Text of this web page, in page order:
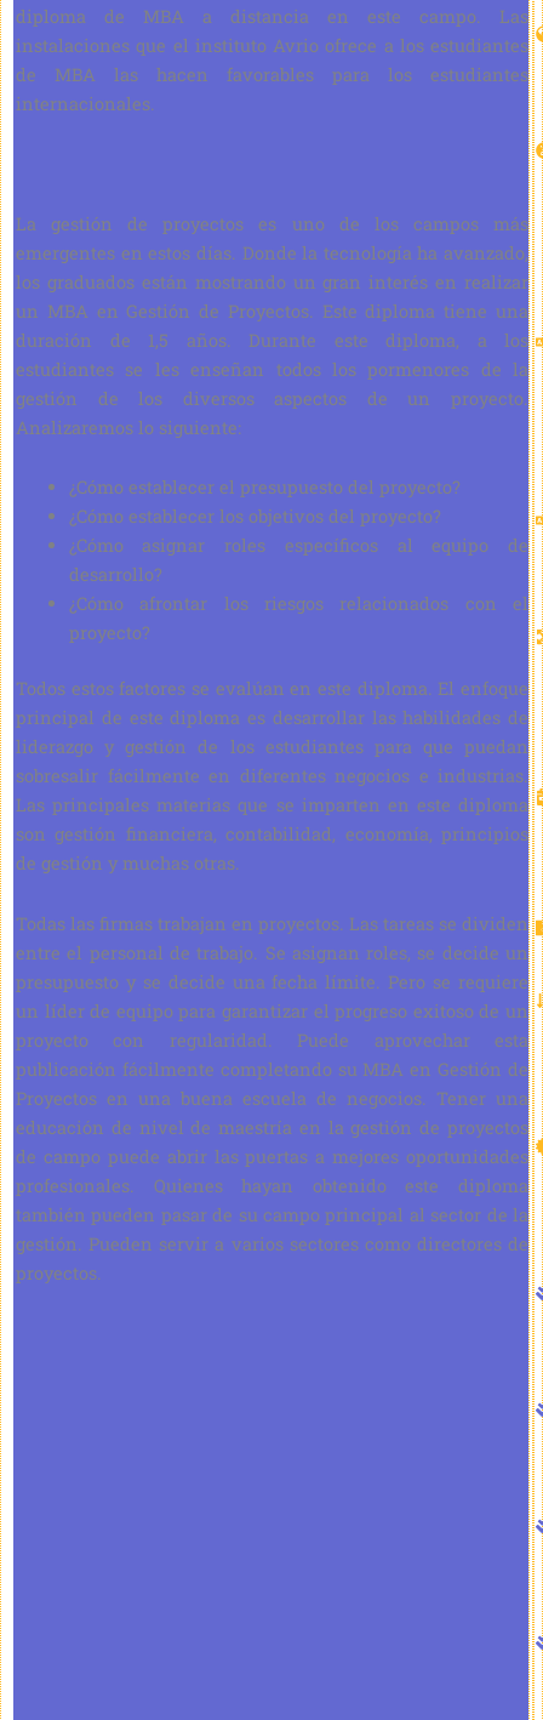
diploma de MBA a distancia en este campo. Las
instalaciones que el instituto Avrio ofrece a los estudiantes
de MBA las hacen favorables para los estudiantes
internacionales.
La gestión de proyectos es uno de los campos más
emergentes en estos días. Donde la tecnología ha avanzado,
los graduados están mostrando un gran interés en realizar
un MBA en Gestión de Proyectos. Este diploma tiene una
duración de 1,5 años. Durante este diploma, a los
estudiantes se les enseñan todos los pormenores de la
gestión de los diversos aspectos de un proyecto.
Analizaremos lo siguiente:
¿Cómo establecer el presupuesto del proyecto?
¿Cómo establecer los objetivos del proyecto?
¿Cómo asignar roles específicos al equipo de
desarrollo?
¿Cómo afrontar los riesgos relacionados con el
proyecto?
Todos estos factores se evalúan en este diploma. El enfoque
principal de este diploma es desarrollar las habilidades de
liderazgo y gestión de los estudiantes para que puedan
sobresalir fácilmente en diferentes negocios e industrias.
Las principales materias que se imparten en este diploma
son gestión financiera, contabilidad, economía, principios
de gestión y muchas otras.
Todas las firmas trabajan en proyectos. Las tareas se dividen
entre el personal de trabajo. Se asignan roles, se decide un
presupuesto y se decide una fecha límite. Pero se requiere
un líder de equipo para garantizar el progreso exitoso de un
proyecto con regularidad. Puede aprovechar esta
publicación fácilmente completando su MBA en Gestión de
Proyectos en una buena escuela de negocios. Tener una
educación de nivel de maestría en la gestión de proyectos
de campo puede abrir las puertas a mejores oportunidades
profesionales. Quienes hayan obtenido este diploma
también pueden pasar de su campo principal al sector de la
gestión. Pueden servir a varios sectores como directores de
proyectos.